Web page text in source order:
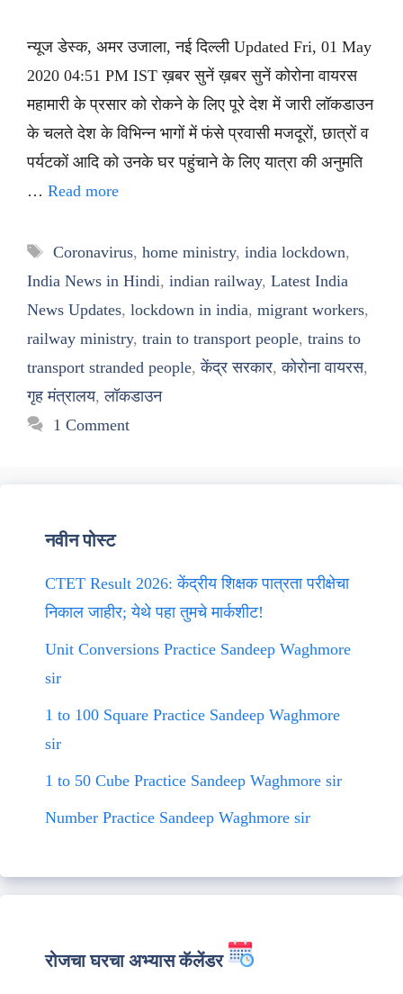
न्यूज डेस्क, अमर उजाला, नई दिल्ली Updated Fri, 01 May
2020 04:51 PM IST ख़बर सुनें ख़बर सुनें कोरोना वायरस
महामारी के प्रसार को रोकने के लिए पूरे देश में जारी लॉकडाउन
के चलते देश के विभिन्न भागों में फंसे प्रवासी मजदूरों, छात्रों व
पर्यटकों आदि को उनके घर पहुंचाने के लिए यात्रा की अनुमति
… Read more
Tags
Coronavirus, home ministry, india lockdown,
India News in Hindi, indian railway, Latest India
News Updates, lockdown in india, migrant workers,
railway ministry, train to transport people, trains to
transport stranded people,केंद्र सरकार,कोरोना वायरस,
गृह मंत्रालय,लॉकडाउन
1 Comment
नवीन पोस्ट
CTET Result 2026: केंद्रीय शिक्षक पात्रता परीक्षेचा
निकाल जाहीर; येथे पहा तुमचे मार्कशीट!
Unit Conversions Practice Sandeep Waghmore
sir
1 to 100 Square Practice Sandeep Waghmore
sir
1 to 50 Cube Practice Sandeep Waghmore sir
Number Practice Sandeep Waghmore sir
रोजचा घरचा अभ्यास कॅलेंडर